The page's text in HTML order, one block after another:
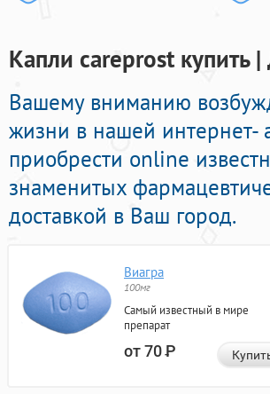
Капли careprost купить
Вашему вниманию
жизни в нашей интернет-
приобрести online
знаменитых
доставкой в Ваш город.
Виагра
100мг
Самый известный в мире
препарат
от 70Р